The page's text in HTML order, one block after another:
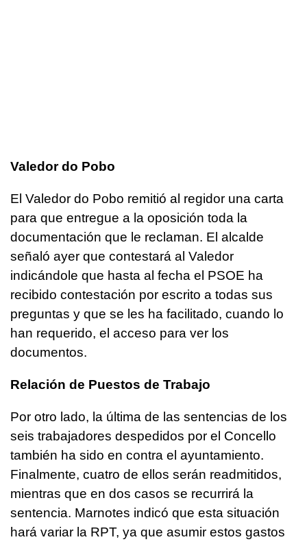
Valedor do Pobo
El Valedor do Pobo remitió al regidor una carta
para que entregue a la oposición toda la
documentación que le reclaman. El alcalde
señaló ayer que contestará al Valedor
indicándole que hasta al fecha el PSOE ha
recibido contestación por escrito a todas sus
preguntas y que se les ha facilitado, cuando lo
han requerido, el acceso para ver los
documentos.
Relación de Puestos de Trabajo
Por otro lado, la última de las sentencias de los
seis trabajadores despedidos por el Concello
también ha sido en contra el ayuntamiento.
Finalmente, cuatro de ellos serán readmitidos,
mientras que en dos casos se recurrirá la
sentencia. Marnotes indicó que esta situación
hará variar la RPT, ya que asumir estos gastos